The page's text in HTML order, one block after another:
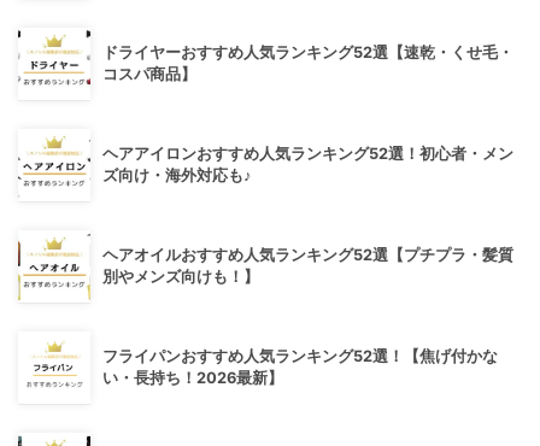
ドライヤーおすすめ人気ランキング52選【速乾・くせ毛・
コスパ商品】
ヘアアイロンおすすめ人気ランキング52選！初心者・メン
ズ向け・海外対応も♪
ヘアオイルおすすめ人気ランキング52選【プチプラ・髪質
別やメンズ向けも！】
フライパンおすすめ人気ランキング52選！【焦げ付かな
い・長持ち！2026最新】